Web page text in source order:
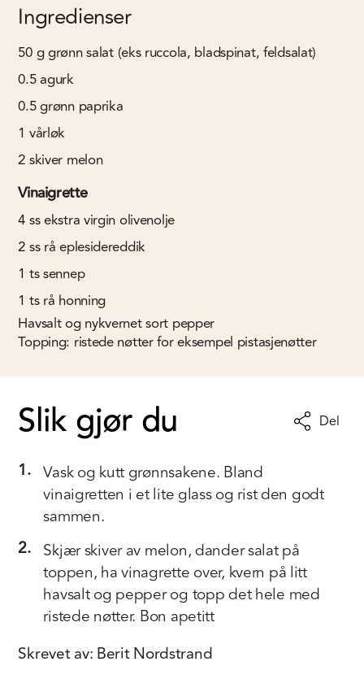
Ingredienser
50ggrønn salat (eks ruccola, bladspinat, feldsalat)
0.5agurk
0.5grønn paprika
1 vårløk
2skiver melon
Vinaigrette
4ssekstra virgin olivenolje
2ss rå eplesidereddik
1 tssennep
1 ts rå honning
Havsalt og nykvernet sort pepper
Topping: ristede nøtter for eksempel pistasjenøtter
Slik gjør du Del
1. Vask og kutt grønnsakene. Bland
vinaigretten i et lite glass og rist den godt
sammen.
2. Skjær skiver av melon, dander salat på
toppen, ha vinagrette over, kvern på litt
havsalt og pepper og topp det hele med
ristede nøtter. Bon apetitt
Skrevet av: Berit Nordstrand